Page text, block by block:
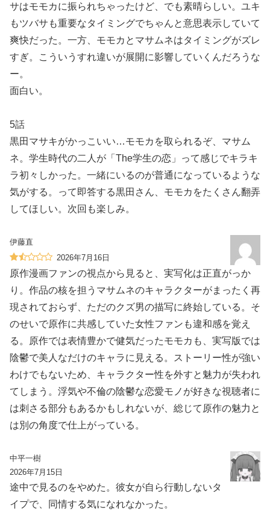
サはモモカに振られちゃったけど、でも素晴らしい。ユキ
もツバサも重要なタイミングでちゃんと意思表示していて
爽快だった。一方、モモカとマサムネはタイミングがズレ
すぎ。こういうすれ違いが展開に影響していくんだろうな
ー。
面白い。
5話
黒田マサキがかっこいい…モモカを取られるぞ、マサム
ネ。学生時代の二人が「The学生の恋」って感じでキラキ
ラ初々しかった。一緒にいるのが普通になっているような
気がする。って即答する黒田さん、モモカをたくさん翻弄
してほしい。次回も楽しみ。
伊藤直
2026年7月16日
原作漫画ファンの視点から見ると、実写化は正直がっか
り。作品の核を担うマサムネのキャラクターがまったく再
現されておらず、ただのクズ男の描写に終始している。そ
のせいで原作に共感していた女性ファンも違和感を覚え
る。原作では表情豊かで健気だったモモカも、実写版では
陰鬱で美人なだけのキャラに見える。ストーリー性が強い
わけでもないため、キャラクター性を外すと魅力が失われ
てしまう。浮気や不倫の陰鬱な恋愛モノが好きな視聴者に
は刺さる部分もあるかもしれないが、総じて原作の魅力と
は別の角度で仕上がっている。
中平一樹
2026年7月15日
途中で見るのをやめた。彼女が自ら行動しないタ
イプで、同情する気になれなかった。